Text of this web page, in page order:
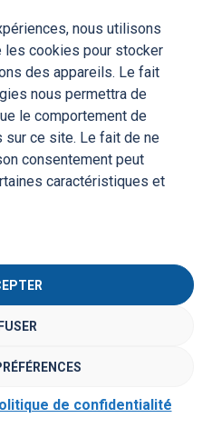
nous utilisons
cookies pour stocker
des appareils. Le fait
nous permettra de
le comportement de
sur ce site. Le fait de ne
consentement peut
caractéristiques et
de confidentialité
Récollet
du Québec, 2026